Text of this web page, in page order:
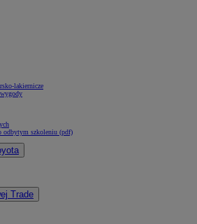
lakiernicze
odbytym szkoleniu (pdf)
Trade